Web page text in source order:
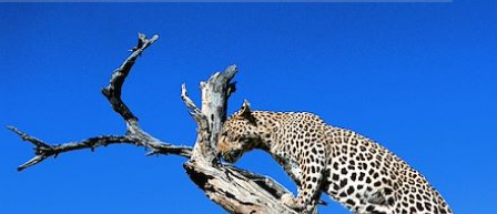
verts ou ocre selon la saison de votre séjour, une faune
fascinante vous attend.Lions, zébus, gazelles ou encore
, vos yeux s'émerveilleront devant la beauté d'un tel
spectacle. Vous observerez ces animaux en plein jour mais
vous pourrez aussi les entendre lors de vos nuits passées en
pleine savane. Une expérience inouïe ! Vous pouvez
Découverte Navigation
Safari à pied
Safari en véhicule